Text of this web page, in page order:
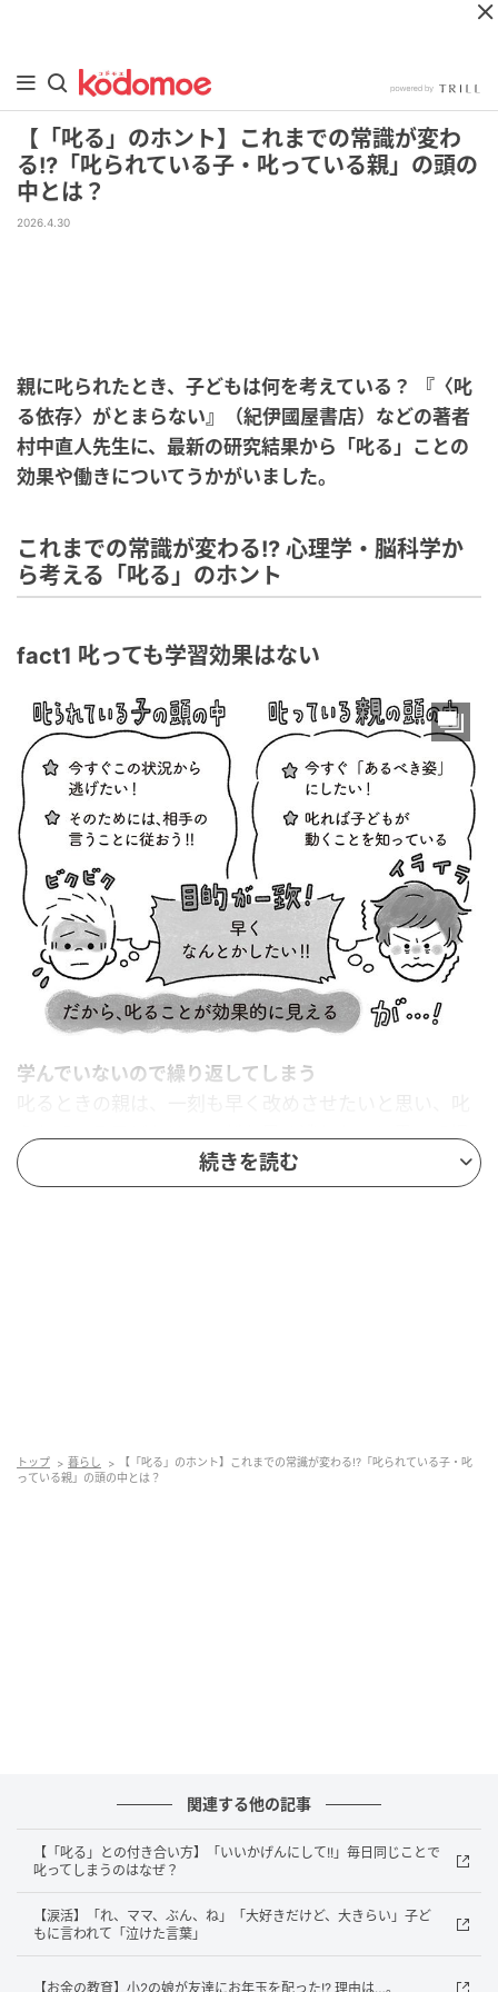
【「叱る」のホント】これまでの常識が変わ
る!?「叱られている子・叱っている親」の頭の
中とは？
2026.4.30
親に叱られたとき、子どもは何を考えている？ 『〈叱
る依存〉がとまらない』（紀伊國屋書店）などの著者
村中直人先生に、最新の研究結果から「叱る」ことの
効果や働きについてうかがいました。
これまでの常識が変わる!? 心理学・脳科学か
ら考える「叱る」のホント
fact1 叱っても学習効果はない
学んでいないので繰り返してしまう
られている子どもは、一刻も早く逃れたいと思って相
手に従う。そのため、親は「叱ってうまくいった」と
錯覚しがち。子どもは学んでいないので同じことを繰
謝る理由は「叱るのをやめてほしいから」で、「叱ら
が有効。ただし、子どもがそれをやめたら、ダラダラ
と叱り続けず、気持ちを切り換えることが大切。
続きを読む
トップ 暮らし
【「叱る」のホント】これまでの常識が変わる!?「叱られている子・叱
っている親」の頭の中とは？
関連する他の記事
【「叱る」との付き合い方】「いいかげんにして!!」毎日同じことで
叱ってしまうのはなぜ？
【涙活】「れ、ママ、ぶん、ね」「大好きだけど、大きらい」子ど
もに言われて「泣けた言葉」
【お金の教育】小2の娘が友達にお年玉を配った!? 理由は…。